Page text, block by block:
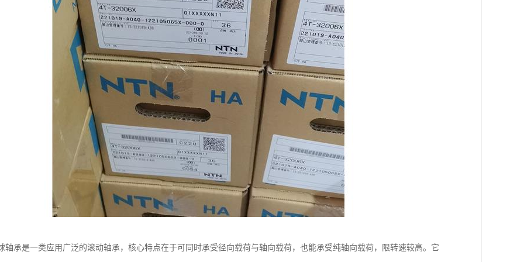
轴承是一类应用广泛的滚动轴承，核心特点在于可同时承受径向载荷与轴向载荷，也能承受纯轴向载荷，限转速较高。它